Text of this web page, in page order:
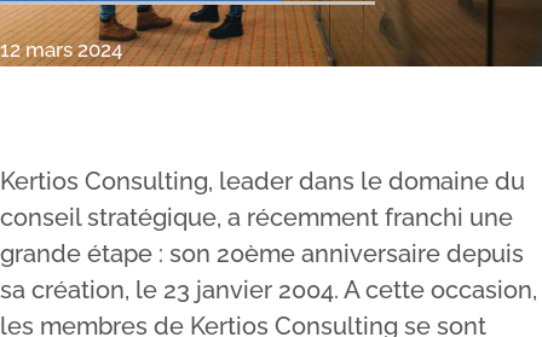
12 mars 2024
Kertios Consulting, leader dans le domaine du
conseil stratégique, a récemment franchi une
grande étape : son 20ème anniversaire depuis
sa création, le 23 janvier 2004. A cette occasion,
les membres de Kertios Consulting se sont